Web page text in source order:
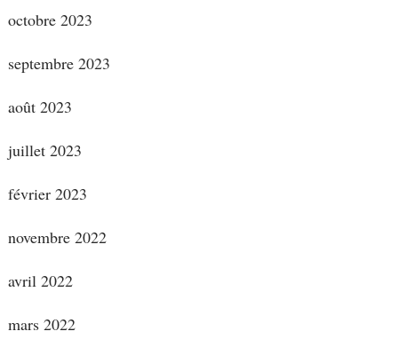
octobre 2023
septembre 2023
août 2023
juillet 2023
février 2023
novembre 2022
avril 2022
mars 2022